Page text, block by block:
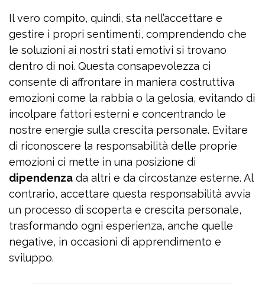
Il vero compito, quindi, sta nell’accettare e
gestire i propri sentimenti, comprendendo che
le soluzioni ai nostri stati emotivi si trovano
dentro di noi. Questa consapevolezza ci
consente di affrontare in maniera costruttiva
emozioni come la rabbia o la gelosia, evitando di
incolpare fattori esterni e concentrando le
nostre energie sulla crescita personale. Evitare
di riconoscere la responsabilità delle proprie
emozioni ci mette in una posizione di
dipendenza da altri e da circostanze esterne. Al
contrario, accettare questa responsabilità avvia
un processo di scoperta e crescita personale,
trasformando ogni esperienza, anche quelle
negative, in occasioni di apprendimento e
sviluppo.